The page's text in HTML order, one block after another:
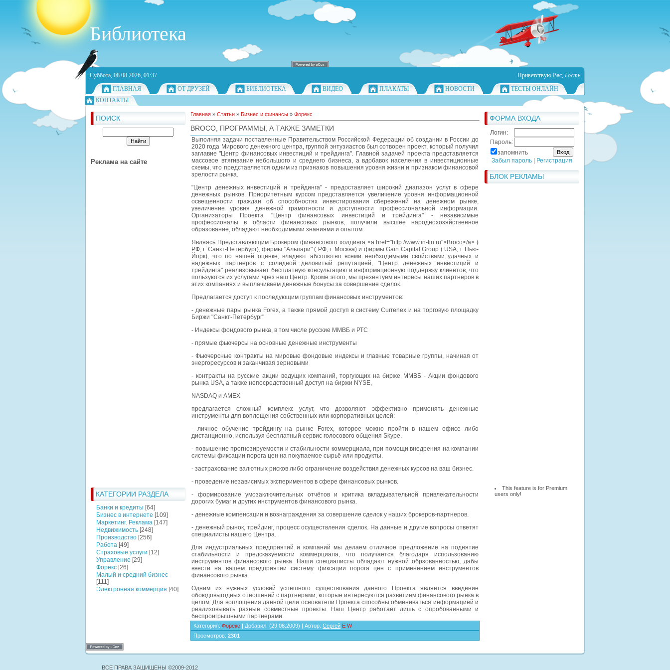
Библиотека
Суббота, 08.08.2026, 01:37 Приветствую Вас, Гость
ГЛАВНАЯ
ОТ ДРУЗЕЙ БИБЛИОТЕКА ВИДЕО ПЛАКАТЫ НОВОСТИ
ТЕСТЫ ОНЛАЙН
КОНТАКТЫ
ПОИСК
Реклама на сайте
КАТЕГОРИИ РАЗДЕЛА
Банки и кредиты [64]
Бизнес в интернете [109]
Маркетинг. Реклама [147]
Недвижимость [248]
Производство [256]
Работа [49]
Страховые услуги [12]
Управление [29]
Форекс [26]
Малый и средний бизнес
[111]
Электронная коммерция [40]
ФОРМА ВХОДА
Логин:
Пароль:
запомнить
Забыл пароль
Регистрация
БЛОК РЕКЛАМЫ
This feature is for Premium
users only!
Главная » Статьи » Бизнес и финансы » Форекс
BROCO, ПРОГРАММЫ, А ТАКЖЕ ЗАМЕТКИ
Выполняя задачи поставленные Правительством Российской Федерации об создании в России до
2020 года Мирового денежного центра, группой энтузиастов был сотворен проект, который получил
заглавие "Центр финансовых инвестиций и трейдинга". Главной задачей проекта представляется
массовое втягивание небольшого и среднего бизнеса, а вдобавок населения в инвестиционные
схемы, что представляется одним из признаков повышения уровня жизни и признаком финансовой
зрелости рынка.
"Центр денежных инвестиций и трейдинга" - предоставляет широкий диапазон услуг в сфере
денежных рынков. Приоритетным курсом представляется увеличение уровня информационной
освещенности граждан об способностях инвестирования сбережений на денежном рынке,
увеличение уровня денежной грамотности и доступности профессиональной информации.
Организаторы Проекта "Центр финансовых инвестиций и трейдинга" - независимые
профессионалы в области финансовых рынков, получили высшее народнохозяйственное
образование, обладают необходимыми знаниями и опытом.
Являясь Представляющим Брокером финансового холдинга <a href="http://www.in-fin.ru">Broco</a> (
РФ, г. Санкт-Петербург), фирмы "Альпари" ( РФ, г. Москва) и фирмы Gain Capital Group ( USA, г. Нью-
Йорк), что по нашей оценке, владеют абсолютно всеми необходимыми свойствами удачных и
надежных партнеров с солидной деловитый репутацией, "Центр денежных инвестиций и
трейдинга" реализовывает бесплатную консультацию и информационную поддержку клиентов, что
пользуются их услугами чрез наш Центр. Кроме этого, мы презентуем интересы наших партнеров в
этих компаниях и выплачиваем денежные бонусы за совершение сделок.
Предлагается доступ к последующим группам финансовых инструментов:
- денежные пары рынка Forex, а также прямой доступ в систему Currenex и на торговую площадку
Биржи "Санкт-Петербург"
- Индексы фондового рынка, в том числе русские ММВБ и РТС
- прямые фьючерсы на основные денежные инструменты
- Фьючерсные контракты на мировые фондовые индексы и главные товарные группы, начиная от
энергоресурсов и заканчивая зерновыми
- контракты на русские акции ведущих компаний, торгующих на бирже ММВБ - Акции фондового
рынка USA, а также непосредственный доступ на биржи NYSE,
NASDAQ и AMEX
предлагается сложный комплекс услуг, что дозволяют эффективно применять денежные
инструменты для воплощения собственных или корпоративных целей:
- личное обучение трейдингу на рынке Forex, которое можно пройти в нашем офисе либо
дистанционно, используя бесплатный сервис голосового общения Skype.
- повышение прогнозируемости и стабильности коммерциала, при помощи внедрения на компании
системы фиксации порога цен на покупаемое сырьё или продукты.
- застрахование валютных рисков либо ограничение воздействия денежных курсов на ваш бизнес.
- проведение независимых экспериментов в сфере финансовых рынков.
- формирование умозаключительных отчётов и критика вкладывательной привлекательности
дорогих бумаг и других инструментов финансового рынка.
- денежные компенсации и вознаграждения за совершение сделок у наших брокеров-партнеров.
- денежный рынок, трейдинг, процесс осуществления сделок. На данные и другие вопросы ответят
специалисты нашего Центра.
Для индустриальных предприятий и компаний мы делаем отличное предложение на поднятие
стабильности и предсказуемости коммерциала, что получается благодаря использованию
инструментов финансового рынка. Наши специалисты обладают нужной обрзованностью, дабы
ввести на вашем предприятии систему фиксации порога цен с применением инструментов
финансового рынка.
Одним из нужных условий успешного существования данного Проекта является введение
обоюдовыгодных отношений с партнерами, которые интересуются развитием финансового рынка в
целом. Для воплощения данной цели оcнователи Проекта способны обмениваться информацией и
реализовывать разные совместные проекты. Наш Центр работает лишь с опробованными и
беспроигрышными партнерами.
Категория: Форекс | Добавил: (29.08.2009) | Автор: Сергей E W
Просмотров: 2301
ВСЕ ПРАВА ЗАЩИЩЕНЫ ©2009-2012